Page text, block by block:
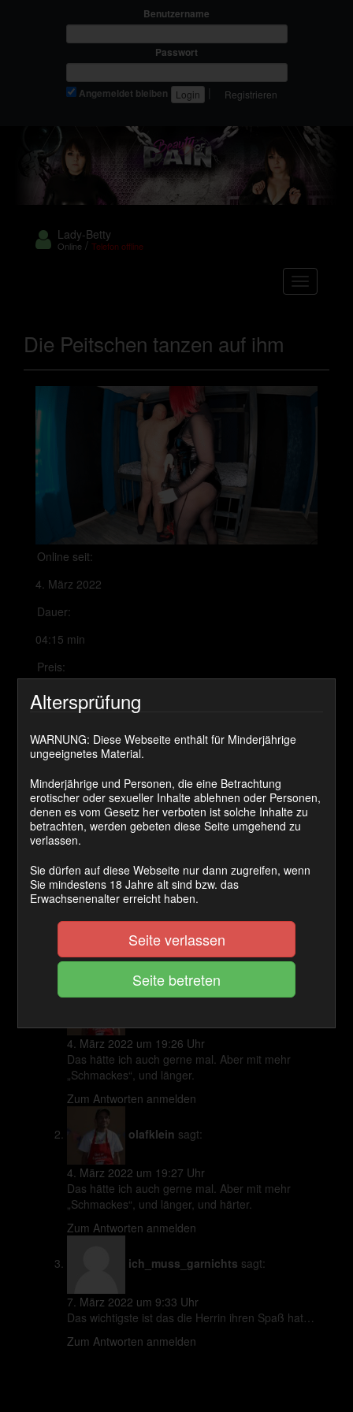
Benutzername
Passwort
Angemeldet bleiben Registrieren
Lady-Betty
Online /Telefon offline
Die Peitschen tanzen auf ihm
Online seit:
4. März 2022
Dauer:
04:15 min
Preis:
450 Coins
50 Coins
JETZT KAUFEN
Damit die Lady nicht aus der Übung kommt lässt sie mal
Wer verträgt noch einen kleinen Nachschlag?
Kommentare
4. März 2022 um 19:26 Uhr
Das hätte ich auch gerne mal. Aber mit mehr
„Schmackes“, und länger.
Zum Antworten anmelden
olafklein sagt:
4. März 2022 um 19:27 Uhr
Das hätte ich auch gerne mal. Aber mit mehr
„Schmackes“, und länger, und härter.
Zum Antworten anmelden
ich_muss_garnichts sagt:
7. März 2022 um 9:33 Uhr
Das wichtigste ist das die Herrin ihren Spaß hat…
Zum Antworten anmelden
Altersprüfung
WARNUNG: Diese Webseite enthält für Minderjährige
ungeeignetes Material.
Minderjährige und Personen, die eine Betrachtung
erotischer oder sexueller Inhalte ablehnen oder Personen,
denen es vom Gesetz her verboten ist solche Inhalte zu
betrachten, werden gebeten diese Seite umgehend zu
verlassen.
Sie dürfen auf diese Webseite nur dann zugreifen, wenn
Sie mindestens 18 Jahre alt sind bzw. das
Erwachsenenalter erreicht haben.
Seite verlassen